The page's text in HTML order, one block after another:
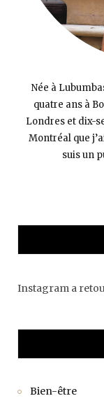
Née à
quatre ans à
Londres et dix-
Montréal que
suis un
Instagram a
Bien-être